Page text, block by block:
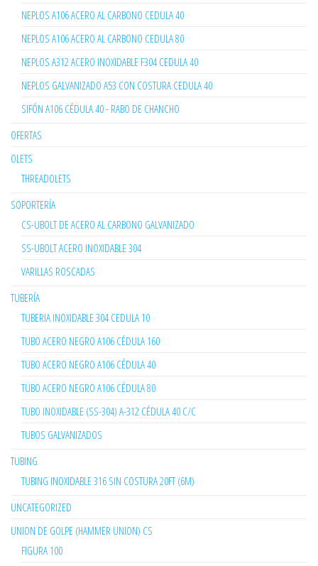
NEPLOS A106 ACERO AL CARBONO CEDULA 40
NEPLOS A106 ACERO AL CARBONO CEDULA 80
NEPLOS A312 ACERO INOXIDABLE F304 CEDULA 40
NEPLOS GALVANIZADO A53 CON COSTURA CEDULA 40
SIFÓN A106 CÉDULA 40 - RABO DE CHANCHO
OFERTAS
OLETS
THREADOLETS
SOPORTERÍA
CS-UBOLT DE ACERO AL CARBONO GALVANIZADO
SS-UBOLT ACERO INOXIDABLE 304
VARILLAS ROSCADAS
TUBERÍA
TUBERIA INOXIDABLE 304 CEDULA 10
TUBO ACERO NEGRO A106 CÉDULA 160
TUBO ACERO NEGRO A106 CÉDULA 40
TUBO ACERO NEGRO A106 CÉDULA 80
TUBO INOXIDABLE (SS-304) A-312 CÉDULA 40 C/C
TUBOS GALVANIZADOS
TUBING
TUBING INOXIDABLE 316 SIN COSTURA 20FT (6M)
UNCATEGORIZED
UNION DE GOLPE (HAMMER UNION) CS
FIGURA 100